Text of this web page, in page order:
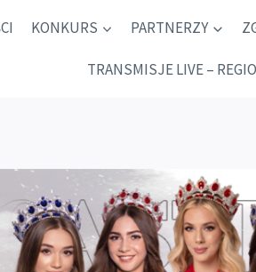
KONKURS PARTNERZY
TRANSMISJE LIVE –